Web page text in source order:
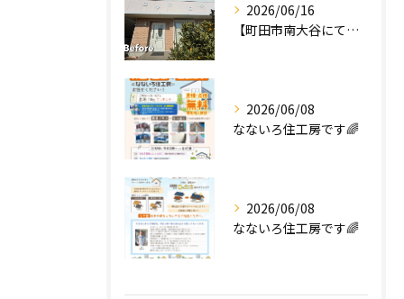
2026/06/16
【町田市南大谷にて外壁塗装工事完工のお知らせ】
2026/06/08
なないろ住工房です🌈
2026/06/08
なないろ住工房です🌈